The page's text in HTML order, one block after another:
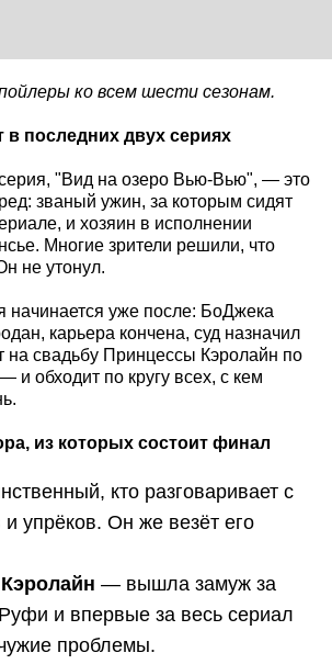
ко всем шести сезонам.
в последних двух сериях
"Вид на озеро Вью-Вью", — это
званый ужин, за которым сидят
и хозяин в исполнении
Многие зрители решили, что
не утонул.
начинается уже после: БоДжека
карьера кончена, суд назначил
на свадьбу Принцессы Кэролайн по
и обходит по кругу всех, с кем
из которых состоит финал
кто разговаривает с
и упрёков. Он же везёт его
— вышла замуж за
и впервые за весь сериал
проблемы.